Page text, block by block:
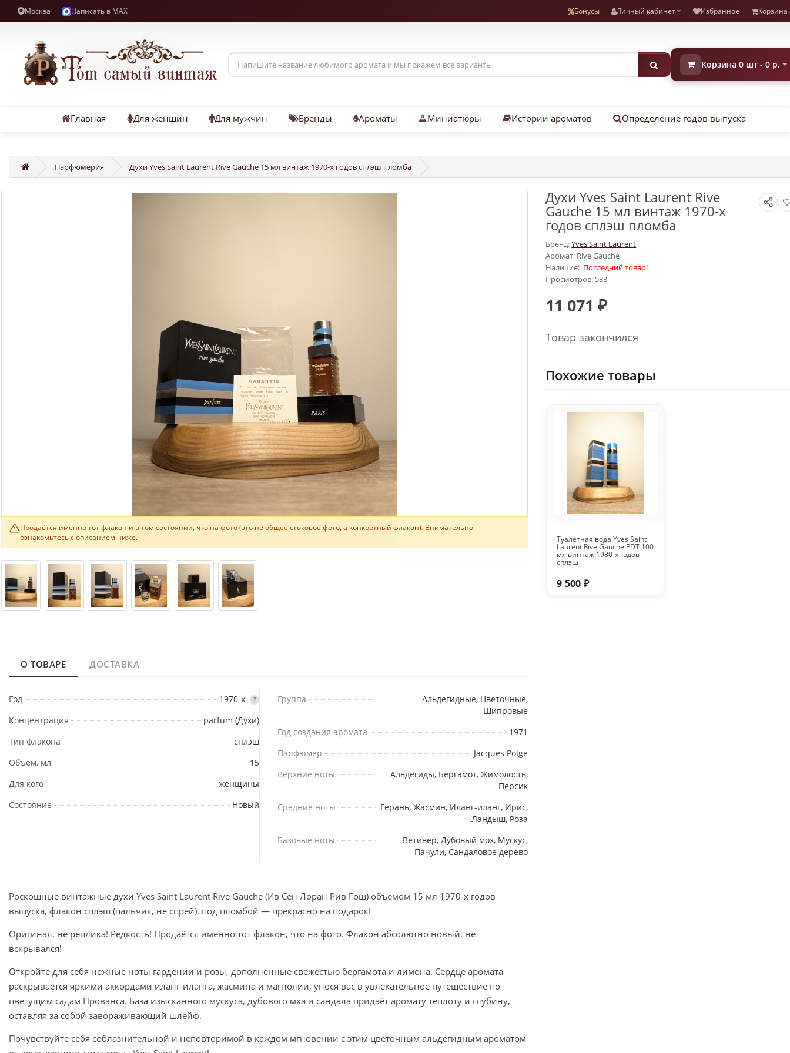
Москва Написать в MAX Бонусы Личный кабинет Избранное Корзина
Корзина 0 шт - 0 р.
Главная Для женщин Для мужчин Бренды Ароматы Миниатюры Истории ароматов Определение годов выпуска
Парфюмерия Духи Yves Saint Laurent Rive Gauche 15 мл винтаж 1970-х годов сплэш пломба
Продаётся именно тот флакон и в том состоянии, что на фото (это не общее стоковое фото, а конкретный флакон). Внимательно
ознакомьтесь с описанием ниже.
О ТОВАРЕ ДОСТАВКА
Год 1970-х ?
Концентрация
parfum (Духи)
Тип флакона
сплэш
Объём, мл
15
Для кого
женщины
Состояние
Новый
Группа
Альдегидные, Цветочные,
Шипровые
Год создания аромата
1971
Парфюмер
Jacques Polge
Верхние ноты
Альдегиды, Бергамот, Жимолость,
Персик
Средние ноты
Герань, Жасмин, Иланг-иланг, Ирис,
Ландыш, Роза
Базовые ноты
Ветивер, Дубовый мох, Мускус,
Пачули, Сандаловое дерево
Роскошные винтажные духи Yves Saint Laurent Rive Gauche (Ив Сен Лоран Рив Гош) объёмом 15 мл 1970-х годов
выпуска, флакон сплэш (пальчик, не спрей), под пломбой — прекрасно на подарок!
Оригинал, не реплика! Редкость! Продаётся именно тот флакон, что на фото. Флакон абсолютно новый, не
вскрывался!
Откройте для себя нежные ноты гардении и розы, дополненные свежестью бергамота и лимона. Сердце аромата
раскрывается яркими аккордами иланг-иланга, жасмина и магнолии, унося вас в увлекательное путешествие по
цветущим садам Прованса. База изысканного мускуса, дубового мха и сандала придаёт аромату теплоту и глубину,
оставляя за собой завораживающий шлейф.
Почувствуйте себя соблазнительной и неповторимой в каждом мгновении с этим цветочным альдегидным ароматом
Духи Yves Saint Laurent Rive
Gauche 15 мл винтаж 1970-х
годов сплэш пломба
Бренд:Yves Saint Laurent
Аромат: Rive Gauche
Наличие: Последний товар!
Просмотров: 533
11 071 ₽
Товар закончился
Похожие товары
Туалетная вода Yves Saint
Laurent Rive Gauche EDT 100
мл винтаж 1980-х годов
сплэш
9 500 ₽